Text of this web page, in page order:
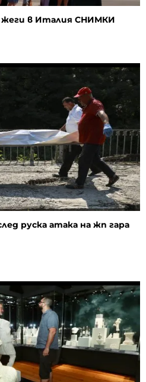
жеги в Италия СНИМКИ
руска атака на жп гара